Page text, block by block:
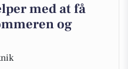
med at få
og